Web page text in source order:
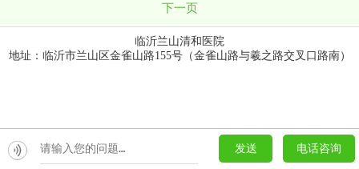
下一页
临沂兰山清和医院
地址：临沂市兰山区金雀山路155号（金雀山路与羲之路交叉口路南）
电话咨询
发送